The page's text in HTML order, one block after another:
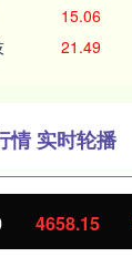
15.06
21.49
情 实时轮播
4658.15